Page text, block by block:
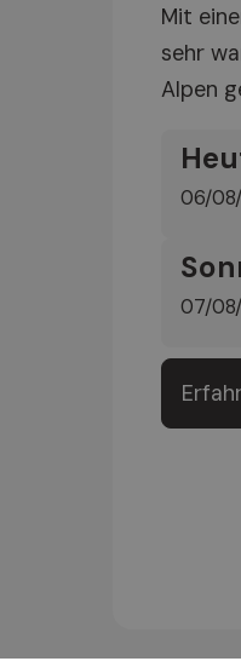
Mit
sehr
Alpen
06/
07/